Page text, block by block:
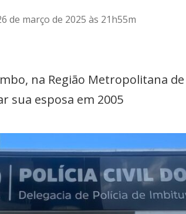
de março de 2025 às 21h55m
na Região Metropolitana
sua esposa em 2005